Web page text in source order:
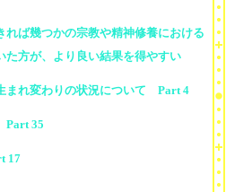
れば幾つかの宗教や精神修養における
た方が、より良い結果を得やすい
まれ変わりの状況について Part 4
Part 35
17